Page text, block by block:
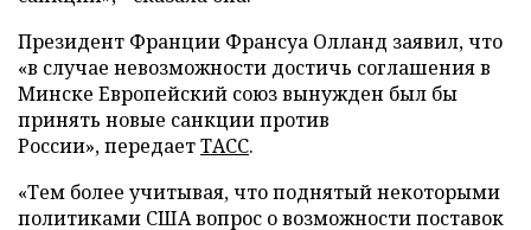
Президент Франции Франсуа Олланд заявил, что
«в случае невозможности достичь соглашения в
Минске Европейский союз вынужден был бы
принять новые санкции против
России», передаетТАСС.
«Тем более учитывая, что поднятый некоторыми
политиками США вопрос о возможности поставок